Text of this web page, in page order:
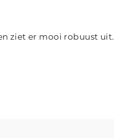
ziet er mooi robuust uit.